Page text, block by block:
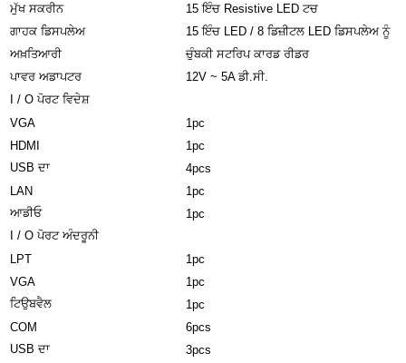
ਮੁੱਖ ਸਕਰੀਨ
15 ਇੰਚ Resistive LED ਟਚ
ਗਾਹਕ ਡਿਸਪਲੇਅ
15 ਇੰਚ LED / 8 ਡਿਜ਼ੀਟਲ LED ਡਿਸਪਲੇਅ ਨੂੰ
ਅਖ਼ਤਿਆਰੀ
ਚੁੰਬਕੀ ਸਟਰਿਪ ਕਾਰਡ ਰੀਡਰ
ਪਾਵਰ ਅਡਾਪਟਰ
12V ~ 5A ਡੀ.ਸੀ.
I / O ਪੋਰਟ ਵਿਦੇਸ਼
VGA
1pc
HDMI
1pc
USB ਦਾ
4pcs
LAN
1pc
ਆਡੀਓ
1pc
I / O ਪੋਰਟ ਅੰਦਰੂਨੀ
LPT
1pc
VGA
1pc
ਟਿਉਬਵੈਲ
1pc
COM
6pcs
USB ਦਾ
3pcs